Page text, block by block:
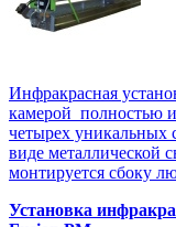
Инфракрасная
камерой полностью
четырех уникальных
виде металлической
монтируется сбоку
Установка